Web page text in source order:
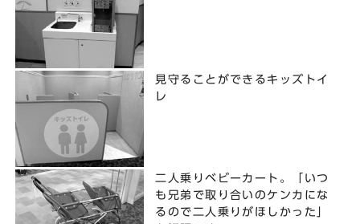
見守ることができるキッズトイ
レ
二人乗りベビーカート。「いつ
も兄弟で取り合いのケンカにな
るので二人乗りがほしかった」